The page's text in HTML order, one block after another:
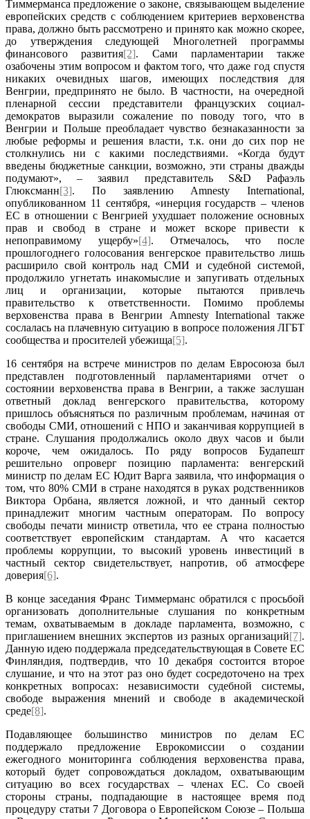
Тиммерманса предложение о законе, связывающем выделение
европейских средств с соблюдением критериев верховенства
права, должно быть рассмотрено и принято как можно скорее,
до утверждения следующей Многолетней программы
финансового развития[2]. Сами парламентарии также
озабочены этим вопросом и фактом того, что даже год спустя
никаких очевидных шагов, имеющих последствия для
Венгрии, предпринято не было. В частности, на очередной
пленарной сессии представители французских социал-
демократов выразили сожаление по поводу того, что в
Венгрии и Польше преобладает чувство безнаказанности за
любые реформы и решения власти, т.к. они до сих пор не
столкнулись ни с какими последствиями. «Когда будут
введены бюджетные санкции, возможно, эти страны дважды
подумают», – заявил представитель S&D Рафаэль
Глюксманн[3]. По заявлению Amnesty International,
опубликованном 11 сентября, «инерция государств – членов
ЕС в отношении с Венгрией ухудшает положение основных
прав и свобод в стране и может вскоре привести к
непоправимому ущербу»[4]. Отмечалось, что после
прошлогоднего голосования венгерское правительство лишь
расширило свой контроль над СМИ и судебной системой,
продолжило угнетать инакомыслие и запугивать отдельных
лиц и организации, которые пытаются привлечь
правительство к ответственности. Помимо проблемы
верховенства права в Венгрии Amnesty International также
сослалась на плачевную ситуацию в вопросе положения ЛГБТ
сообщества и просителей убежища[5].
16 сентября на встрече министров по делам Евросоюза был
представлен подготовленный парламентариями отчет о
состоянии верховенства права в Венгрии, а также заслушан
ответный доклад венгерского правительства, которому
пришлось объясняться по различным проблемам, начиная от
свободы СМИ, отношений с НПО и заканчивая коррупцией в
стране. Слушания продолжались около двух часов и были
короче, чем ожидалось. По ряду вопросов Будапешт
решительно опроверг позицию парламента: венгерский
министр по делам ЕС Юдит Варга заявила, что информация о
том, что 80% СМИ в стране находятся в руках родственников
Виктора Орбана, является ложной, и что данный сектор
принадлежит многим частным операторам. По вопросу
свободы печати министр ответила, что ее страна полностью
соответствует европейским стандартам. А что касается
проблемы коррупции, то высокий уровень инвестиций в
частный сектор свидетельствует, напротив, об атмосфере
доверия[6].
В конце заседания Франс Тиммерманс обратился с просьбой
организовать дополнительные слушания по конкретным
темам, охватываемым в докладе парламента, возможно, с
приглашением внешних экспертов из разных организаций[7].
Данную идею поддержала председательствующая в Совете ЕС
Финляндия, подтвердив, что 10 декабря состоится второе
слушание, и что на этот раз оно будет сосредоточено на трех
конкретных вопросах: независимости судебной системы,
свободе выражения мнений и свободе в академической
среде[8].
Подавляющее большинство министров по делам ЕС
поддержало предложение Еврокомиссии о создании
ежегодного мониторинга соблюдения верховенства права,
который будет сопровождаться докладом, охватывающим
ситуацию во всех государствах – членах ЕС. Со своей
стороны страны, подпадающие в настоящее время под
процедуру статьи 7 Договора о Европейском Союзе – Польша